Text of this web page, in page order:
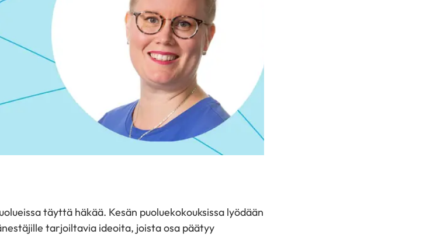
täyttä häkää. Kesän puoluekokouksissa lyödään
tarjoiltavia ideoita, joista osa päätyy